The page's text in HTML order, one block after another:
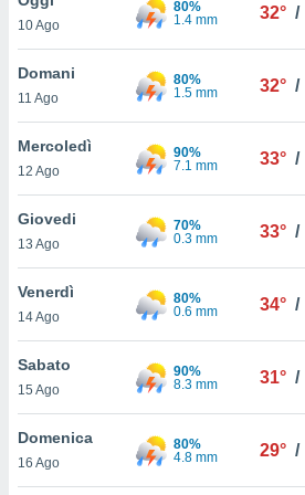
è
al sito
di
ci
di
il
un
la
nella
10 Ago
80%
1.4 mm
32° /
Domani
11 Ago
80%
1.5 mm
32° /
Mercoledì
12 Ago
90%
7.1 mm
33° /
Giovedi
13 Ago
70%
0.3 mm
33° /
Venerdì
14 Ago
80%
0.6 mm
34° /
Sabato
15 Ago
90%
8.3 mm
31° /
Domenica
16 Ago
80%
4.8 mm
29° /